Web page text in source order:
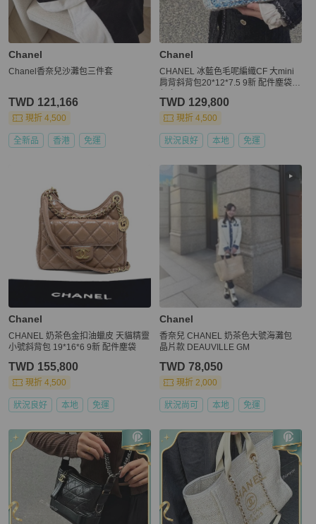
Chanel
Chanel香奈兒沙灘包三件套
TWD 121,166
現折 4,500
全新品 香港 免運
Chanel
CHANEL 冰藍色毛呢編織CF 大mini
肩背斜背包20*12*7.5 9新 配件塵袋
TWD 129,800
現折 4,500
狀況良好 本地 免運
Chanel
CHANEL 奶茶色金扣油蠟皮 天貓精靈
小號斜背包 19*16*6 9新 配件塵袋
TWD 155,800
現折 4,500
狀況良好 本地 免運
Chanel
香奈兒 CHANEL 奶茶色大號海灘包
晶片款 DEAUVILLE GM
TWD 78,050
現折 2,000
狀況尚可 本地 免運